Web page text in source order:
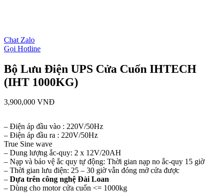
Bộ Lưu Điện UPS Cửa Cuốn IHTECH
(IHT 1000KG)
3,900,000 VNĐ
– Điện áp đầu vào : 220V/50Hz
– Điện áp đầu ra : 220V/50Hz
True Sine wave
– Dung lượng ắc-quy: 2 x 12V/20AH
– Nạp và bảo vệ ắc quy tự động: Thời gian nạp no ắc-quy 15 giờ
– Thời gian lưu điện: 25 – 30 giờ vẫn đóng mở cửa được
– Dựa trên công nghệ Đài Loan
– Dùng cho motor cửa cuốn <= 1000kg
Chat Zalo
Gọi Hotline